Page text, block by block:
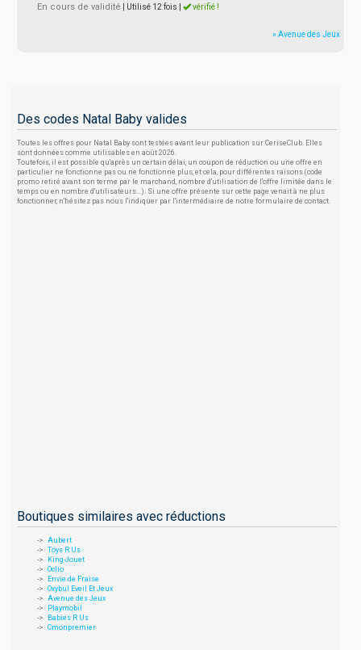
En cours de validité | Utilisé 12 fois vérifié !
» Avenue des Jeux
Des codes Natal Baby valides
Toutes les offres pour Natal Baby sont testées avant leur publication sur CeriseClub. Elles
sont données comme utilisables en août 2026.
Toutefois, il est possible qu'après un certain délai, un coupon de réduction ou une offre en
particulier ne fonctionne pas ou ne fonctionne plus, et cela, pour différentes raisons (code
promo retiré avant son terme par le marchand, nombre d'utilisation de l'offre limitée dans le
temps ou en nombre d'utilisateurs...). Si une offre présente sur cette page venait à ne plus
fonctionner, n'hésitez pas nous l'indiquer par l'intermédiaire de notre formulaire de contact.
Boutiques similaires avec réductions
Aubert
Toys R Us
King-Jouet
Oclio
Envie de Fraise
Oxybul Eveil Et Jeux
Avenue des Jeux
Playmobil
Babies R Us
Cmonpremier